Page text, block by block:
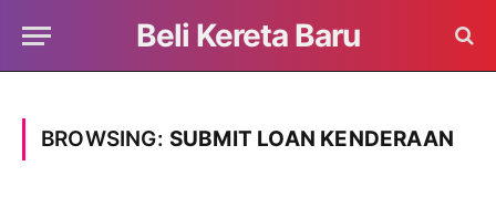
Beli Kereta Baru
BROWSING: SUBMIT LOAN KENDERAAN